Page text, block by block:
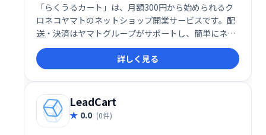
「らくうるカート」は、月額300円から始められるク
ロネコヤマトのネットショップ開業サービスです。配
送・決済はヤマトグループがサポートし、簡単にネッ
トショップを運営できます。30日間の無料お試し期間
があるので、気軽にあなただけのショップを開設して
みませんか？
詳しく見る
LeadCart
0.0 (0件)